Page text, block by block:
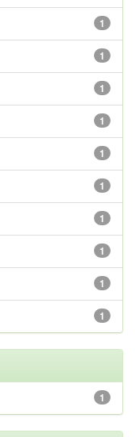
1
1
1
1
1
1
1
1
1
1
1